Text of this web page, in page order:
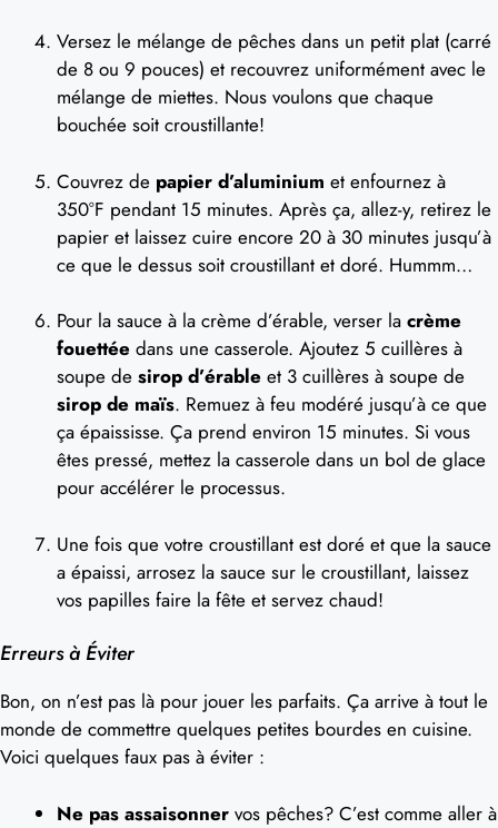
Versez le mélange de pêches dans un petit plat (carré
de 8 ou 9 pouces) et recouvrez uniformément avec le
mélange de miettes. Nous voulons que chaque
bouchée soit croustillante!
Couvrez de papier d’aluminium et enfournez à
350°F pendant 15 minutes. Après ça, allez-y, retirez le
papier et laissez cuire encore 20 à 30 minutes jusqu’à
ce que le dessus soit croustillant et doré. Hummm…
Pour la sauce à la crème d’érable, verser la crème
fouettée dans une casserole. Ajoutez 5 cuillères à
soupe de sirop d’érable et 3 cuillères à soupe de
sirop de maïs. Remuez à feu modéré jusqu’à ce que
ça épaississe. Ça prend environ 15 minutes. Si vous
êtes pressé, mettez la casserole dans un bol de glace
pour accélérer le processus.
Une fois que votre croustillant est doré et que la sauce
a épaissi, arrosez la sauce sur le croustillant, laissez
vos papilles faire la fête et servez chaud!
Erreurs à Éviter
Bon, on n’est pas là pour jouer les parfaits. Ça arrive à tout le
monde de commettre quelques petites bourdes en cuisine.
Voici quelques faux pas à éviter :
Ne pas assaisonner vos pêches? C’est comme aller à